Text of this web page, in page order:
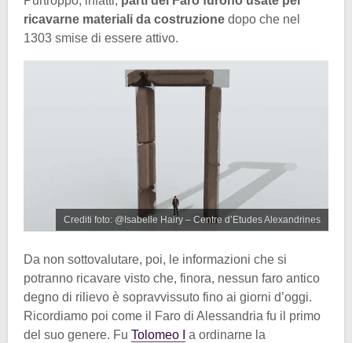
ricavarne materiali da costruzione dopo che nel
1303 smise di essere attivo.
Crediti foto: @Isabelle Hairy – Centre d’Etudes Alexandrines
Da non sottovalutare, poi, le informazioni che si
potranno ricavare visto che, finora, nessun faro antico
degno di rilievo è sopravvissuto fino ai giorni d’oggi.
Ricordiamo poi come il Faro di Alessandria fu il primo
del suo genere. Fu Tolomeo I
a ordinarne la